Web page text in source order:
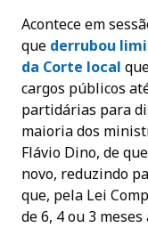
Acontece em
que derrubou
da Corte local
cargos públicos
partidárias para
maioria dos
Flávio Dino, de
novo, reduzindo
que, pela Lei
de 6, 4 ou 3